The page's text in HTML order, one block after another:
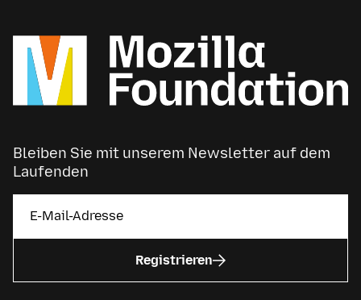
Bleiben Sie mit unserem Newsletter auf dem
Laufenden
Registrieren